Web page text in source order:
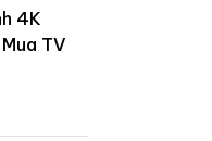
4K
TV